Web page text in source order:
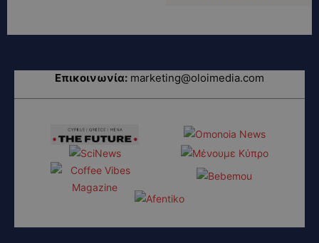
Επικοινωνία: marketing@oloimedia.com